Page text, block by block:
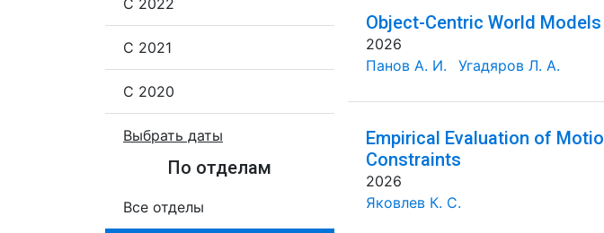
С 2022
С 2021
С 2020
Выбрать даты
По отделам
Все отделы
Object-Centric World
2026
Панов А. И.
Угадяров Л. А.
Empirical Evaluation of
Constraints
2026
Яковлев К. С.